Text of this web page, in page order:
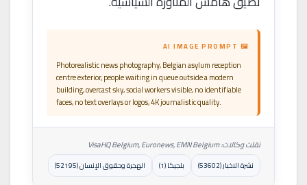
🖼 AI IMAGE PROMPT
Photorealistic news photography, Belgian asylum reception
centre exterior, people waiting in queue outside a modern
building, overcast sky, social workers visible, no identifiable
faces, no text overlays or logos, 4K journalistic quality.
نقلت وكالات: VisaHQ Belgium, Euronews, EMN Belgium
نشرة الاخبار (53602) بلجيكا (1) الهجرة وحقوق الإنسان (52195)